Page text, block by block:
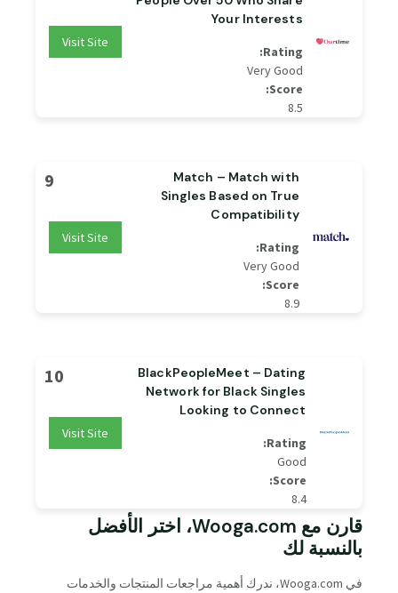
Your Interests
Rating:
Very Good
Score:
8.5
Visit Site
9
Match – Match with
Singles Based on True
Compatibility
Rating:
Very Good
Score:
8.9
Visit Site
10
BlackPeopleMeet – Dating
Network for Black Singles
Looking to Connect
Rating:
Good
Score:
8.4
Visit Site
قارن مع Wooga.com، اختر الأفضل
بالنسبة لك
في Wooga.com، ندرك أهمية مراجعات المنتجات والخدمات